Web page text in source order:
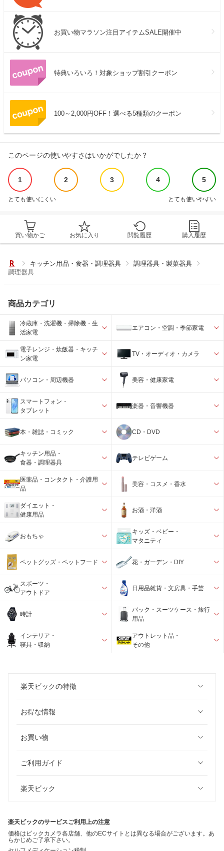
お買い物マラソン注目アイテムSALE開催中
特典いろいろ！対象ショップ割引クーポン
100～2,000円OFF！選べる5種類のクーポン
このページの使いやすさはいかがでしたか？
1 2 3 4 5
とても使いにくい とても使いやすい
買い物かご お気に入り 閲覧履歴 購入履歴
キッチン用品・食器・調理器具
調理器具・製菓器具
調理器具
商品カテゴリ
冷蔵庫・洗濯機・掃除機・生
活家電
エアコン・空調・季節家電
電子レンジ・炊飯器・キッチ
ン家電
TV・オーディオ・カメラ
パソコン・周辺機器 美容・健康家電
スマートフォン・
タブレット
楽器・音響機器
本・雑誌・コミック CD・DVD
キッチン用品・
食器・調理器具
テレビゲーム
医薬品・コンタクト・介護用
品
美容・コスメ・香水
ダイエット・
健康用品
お酒・洋酒
おもちゃ
キッズ・ベビー・
マタニティ
ペットグッズ・ペットフード 花・ガーデン・DIY
スポーツ・
アウトドア
日用品雑貨・文房具・手芸
時計
バック・スーツケース・旅行
用品
インテリア・
寝具・収納
アウトレット品・
その他
楽天ビックの特徴
お得な情報
お買い物
ご利用ガイド
楽天ビック
楽天ビックのサービスご利用上の注意
価格はビックカメラ各店舗、他のECサイトとは異なる場合がございます。あ
らかじめご了承下さい。